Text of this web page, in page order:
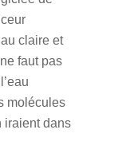
claire et
faut pas
molécules
iraient dans